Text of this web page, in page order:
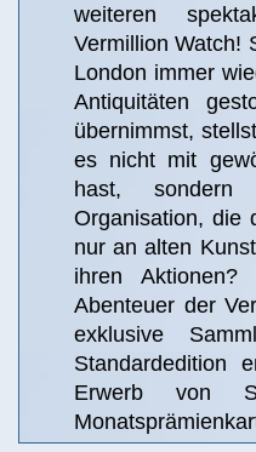
weiteren
Vermillion Watch!
London immer
Antiquitäten
übernimmst,
es nicht mit
hast,
Organisation, die
nur an alten
ihren
Abenteuer der
exklusive
Standardedition
Erwerb von